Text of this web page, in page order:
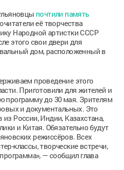
почтили память
её творчества
Народной артистки СССР
этого свои двери для
дом, расположенный в
проведение этого
Приготовили для жителей и
программу до 30 мая. Зрителям
и документальных. Это
России, Индии, Казахстана,
и Китая. Обязательно будут
режиссёров. Всех
классы, творческие встречи,
— сообщил глава